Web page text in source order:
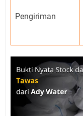
Pengiriman